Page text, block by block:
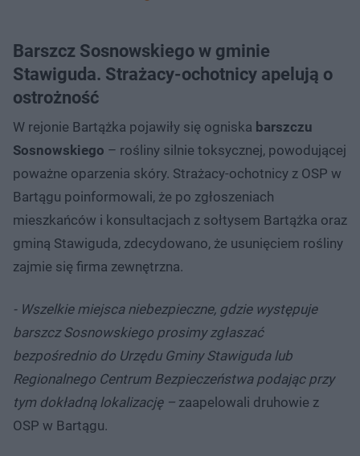
Barszcz Sosnowskiego w gminie
Stawiguda. Strażacy-ochotnicy apelują o
ostrożność
W rejonie Bartążka pojawiły się ogniska barszczu
Sosnowskiego – rośliny silnie toksycznej, powodującej
poważne oparzenia skóry. Strażacy-ochotnicy z OSP w
Bartągu poinformowali, że po zgłoszeniach
mieszkańców i konsultacjach z sołtysem Bartążka oraz
gminą Stawiguda, zdecydowano, że usunięciem rośliny
zajmie się firma zewnętrzna.
- Wszelkie miejsca niebezpieczne, gdzie występuje
barszcz Sosnowskiego prosimy zgłaszać
bezpośrednio do Urzędu Gminy Stawiguda lub
Regionalnego Centrum Bezpieczeństwa podając przy
tym dokładną lokalizację – zaapelowali druhowie z
OSP w Bartągu.